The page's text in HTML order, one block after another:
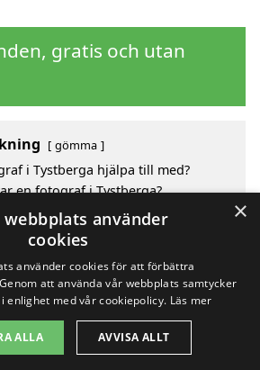
gratis och utan
gömma
i Tystberga hjälpa till med?
en fotograf i Tystberga?
välja fotograf i Tystberga
fotograf i de omgivande
2026 - Pilanto Aps
Blogg Webbplatskarta Villkor
×
webbplats använder
cookies
använder cookies för att förbättra
att använda vår webbplats samtycker
enlighet med vår cookiepolicy. Läs mer
ALLA AVVISA ALLT